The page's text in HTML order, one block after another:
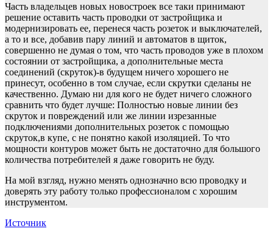
Часть владельцев новых новостроек все таки принимают
решение оставить часть проводки от застройщика и
модернизировать ее, перенеся часть розеток и выключателей,
а то и все, добавив пару линий и автоматов в щиток,
совершенно не думая о том, что часть проводов уже в плохом
состоянии от застройщика, а дополнительные места
соединений (скруток)-в будущем ничего хорошего не
принесут, особенно в том случае, если скрутки сделаны не
качественно. Думаю ни для кого не будет ничего сложного
сравнить что будет лучше: Полностью новые линии без
скруток и повреждений или же линии изрезанные
подключениями дополнительных розеток с помощью
скруток,в купе, с не понятно какой изоляцией. То что
мощности контуров может быть не достаточно для большого
количества потребителей я даже говорить не буду.
На мой взгляд, нужно менять однозначно всю проводку и
доверять эту работу только профессионалом с хорошим
инструментом.
Источник